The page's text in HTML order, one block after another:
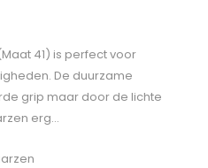
41) is perfect voor
De duurzame
grip maar door de lichte
erg…